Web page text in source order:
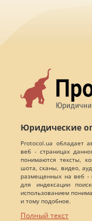
Юридические
Protocol.ua обладает
веб - страницах
понимаются тексты,
шота, сканы, видео,
размещенных на веб -
для индексации
использованием
и тому подобное.
Полный текст